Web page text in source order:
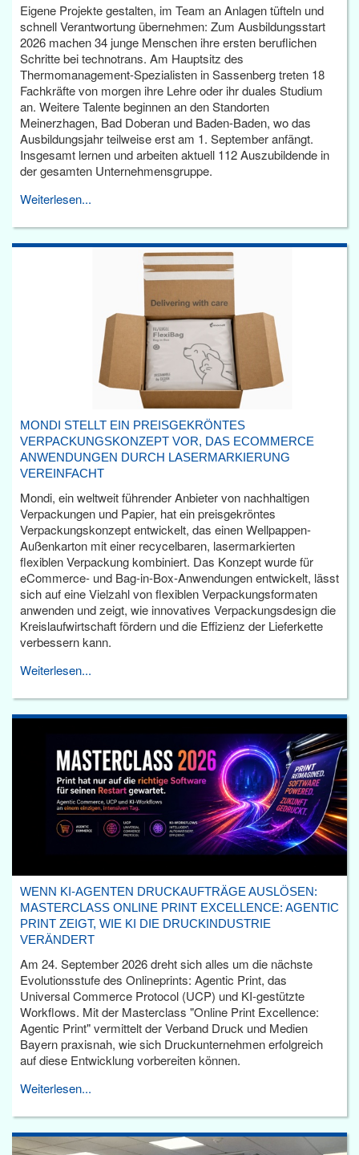
Eigene Projekte gestalten, im Team an Anlagen tüfteln und
schnell Verantwortung übernehmen: Zum Ausbildungsstart
2026 machen 34 junge Menschen ihre ersten beruflichen
Schritte bei technotrans. Am Hauptsitz des
Thermomanagement-Spezialisten in Sassenberg treten 18
Fachkräfte von morgen ihre Lehre oder ihr duales Studium
an. Weitere Talente beginnen an den Standorten
Meinerzhagen, Bad Doberan und Baden-Baden, wo das
Ausbildungsjahr teilweise erst am 1. September anfängt.
Insgesamt lernen und arbeiten aktuell 112 Auszubildende in
der gesamten Unternehmensgruppe.
Weiterlesen...
MONDI STELLT EIN PREISGEKRÖNTES
VERPACKUNGSKONZEPT VOR, DAS ECOMMERCE
ANWENDUNGEN DURCH LASERMARKIERUNG
VEREINFACHT
Mondi, ein weltweit führender Anbieter von nachhaltigen
Verpackungen und Papier, hat ein preisgekröntes
Verpackungskonzept entwickelt, das einen Wellpappen-
Außenkarton mit einer recycelbaren, lasermarkierten
flexiblen Verpackung kombiniert. Das Konzept wurde für
eCommerce- und Bag-in-Box-Anwendungen entwickelt, lässt
sich auf eine Vielzahl von flexiblen Verpackungsformaten
anwenden und zeigt, wie innovatives Verpackungsdesign die
Kreislaufwirtschaft fördern und die Effizienz der Lieferkette
verbessern kann.
Weiterlesen...
WENN KI-AGENTEN DRUCKAUFTRÄGE AUSLÖSEN:
MASTERCLASS ONLINE PRINT EXCELLENCE: AGENTIC
PRINT ZEIGT, WIE KI DIE DRUCKINDUSTRIE
VERÄNDERT
Am 24. September 2026 dreht sich alles um die nächste
Evolutionsstufe des Onlineprints: Agentic Print, das
Universal Commerce Protocol (UCP) und KI-gestützte
Workflows. Mit der Masterclass "Online Print Excellence:
Agentic Print" vermittelt der Verband Druck und Medien
Bayern praxisnah, wie sich Druckunternehmen erfolgreich
auf diese Entwicklung vorbereiten können.
Weiterlesen...